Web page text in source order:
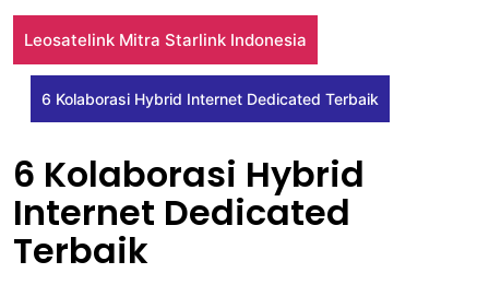
Leosatelink Mitra Starlink Indonesia
6 Kolaborasi Hybrid Internet Dedicated Terbaik
6 Kolaborasi Hybrid
Internet Dedicated
Terbaik